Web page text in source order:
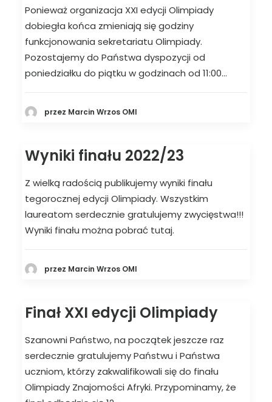
Ponieważ organizacja XXI edycji Olimpiady
dobiegła końca zmieniają się godziny
funkcjonowania sekretariatu Olimpiady.
Pozostajemy do Państwa dyspozycji od
poniedziałku do piątku w godzinach od 11:00…
przez Marcin Wrzos OMI
Wyniki finału 2022/23
Z wielką radością publikujemy wyniki finału
tegorocznej edycji Olimpiady. Wszystkim
laureatom serdecznie gratulujemy zwycięstwa!!!
Wyniki finału można pobrać tutaj.
przez Marcin Wrzos OMI
Finał XXI edycji Olimpiady
Szanowni Państwo, na początek jeszcze raz
serdecznie gratulujemy Państwu i Państwa
uczniom, którzy zakwalifikowali się do finału
Olimpiady Znajomości Afryki. Przypominamy, że